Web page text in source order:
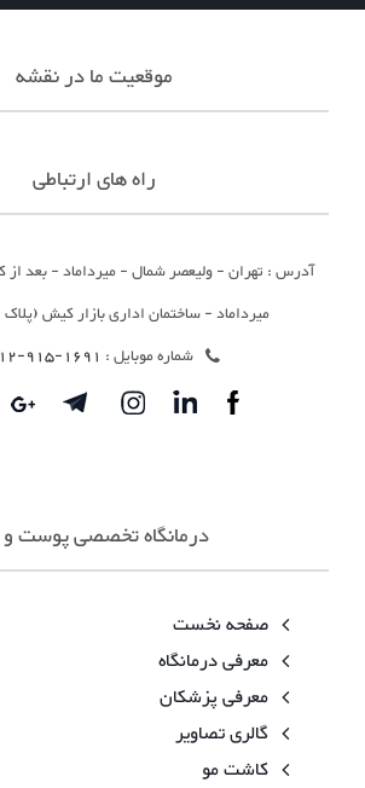
موقعیت ما در نقشه
راه های ارتباطی
آدرس : تهران - ولیعصر شمال - میرداماد - بعد از
میرداماد - ساختمان اداری بازار کیش (پلاک 436) طبقه 4
شماره موبایل : 1691-915-0912
درمانگاه تخصصی پوست
صفحه نخست
معرفی درمانگاه
معرفی پزشکان
گالری تصاویر
کاشت مو